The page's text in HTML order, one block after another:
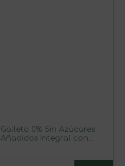
Galleta 0% Sin Azúcares
Añadidos Integral con